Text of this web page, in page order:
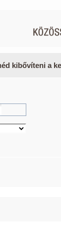
kibővíteni a